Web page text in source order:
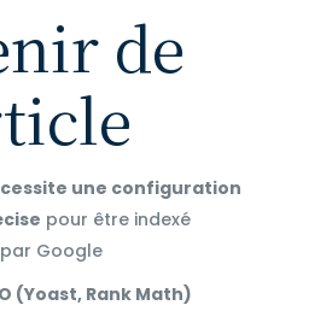
de
une configuration
pour être indexé
Google
(Yoast, Rank Math)